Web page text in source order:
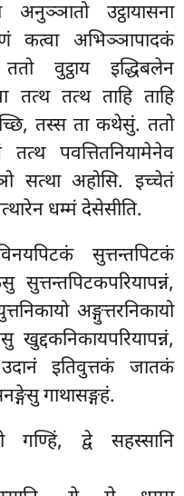
उट्ठायासना
कत्वा अभिञ्ञापादकं
वुट्ठाय इद्धिबलेन
तत्थ तत्थ ताहि ताहि
तस्स ता कथेसुं. ततो
पवत्तितनियामेनेव
सत्था अहोसि. इच्चेतं
धम्मं देसेसीति.
सुत्तन्तपिटकं
अङ्गुत्तरनिकायो
इतिवुत्तकं जातकं
गाथासङ्गहं.
गण्हिं, द्वे सहस्सानि